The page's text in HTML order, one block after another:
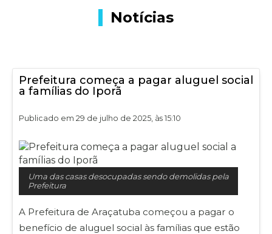
Notícias
Prefeitura começa a pagar aluguel social
a famílias do Iporã
Publicado em 29 de julho de 2025, às 15:10
Uma das casas desocupadas sendo demolidas pela
Prefeitura
A Prefeitura de Araçatuba começou a pagar o
benefício de aluguel social às famílias que estão